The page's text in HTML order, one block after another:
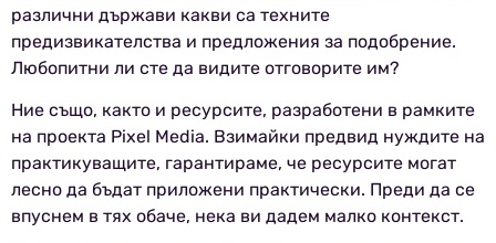
различни държави какви са техните
предизвикателства и предложения за подобрение.
Любопитни ли сте да видите отговорите им?
Ние също, както и ресурсите, разработени в рамките
на проекта Pixel Media. Взимайки предвид нуждите на
практикуващите, гарантираме, че ресурсите могат
лесно да бъдат приложени практически. Преди да се
впуснем в тях обаче, нека ви дадем малко контекст.